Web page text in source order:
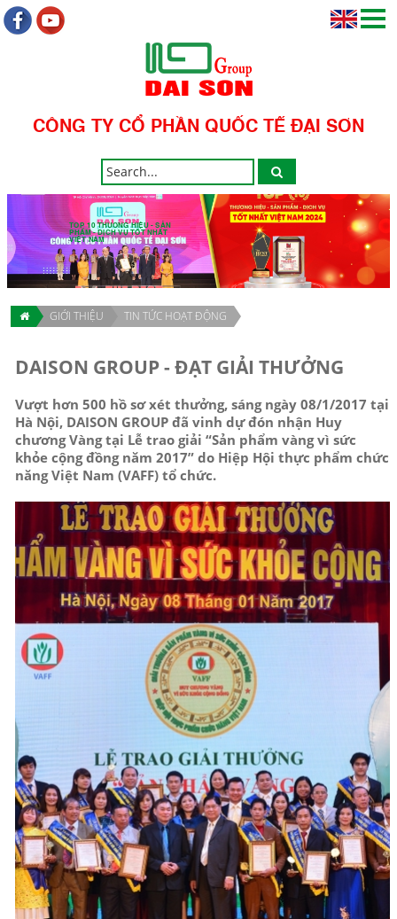
CÔNG TY CỔ PHẦN QUỐC TẾ ĐẠI SƠN
TOP 10 THƯƠNG HIỆU - SẢN
PHẨM - DỊCH VỤ TỐT NHẤT
VIỆT NAM
GIỚI THIỆU TIN TỨC HOẠT ĐỘNG
DAISON GROUP - ĐẠT GIẢI THƯỞNG
Vượt hơn 500 hồ sơ xét thưởng, sáng ngày 08/1/2017 tại
Hà Nội, DAISON GROUP đã vinh dự đón nhận Huy
chương Vàng tại Lễ trao giải “Sản phẩm vàng vì sức
khỏe cộng đồng năm 2017” do Hiệp Hội thực phẩm chức
năng Việt Nam (VAFF) tổ chức.